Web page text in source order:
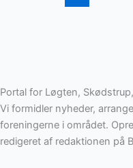
Portal for Løgten,
Vi formidler nyheder,
foreningerne i området.
redigeret af redaktionen på